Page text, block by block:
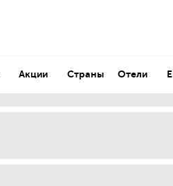
Акции Страны Отели